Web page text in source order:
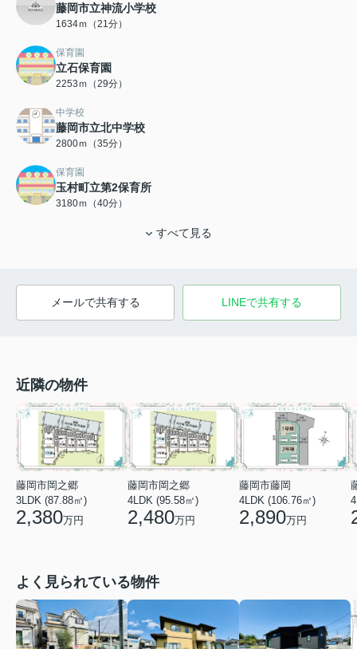
藤岡市立神流小学校
1634ｍ（21分）
保育園
立石保育園
2253ｍ（29分）
中学校
藤岡市立北中学校
2800ｍ（35分）
保育園
玉村町立第2保育所
3180ｍ（40分）
すべて見る
メールで共有する LINEで共有する
近隣の物件
藤岡市岡之郷
3LDK (87.88㎡)
2,380万円
藤岡市岡之郷
4LDK (95.58㎡)
2,480万円
藤岡市藤岡
4LDK (106.76㎡)
2,890万円
よく見られている物件